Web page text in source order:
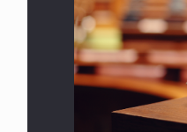
للمحجبات وغير